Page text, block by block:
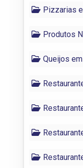
Pizzarias
Produtos
Queijos